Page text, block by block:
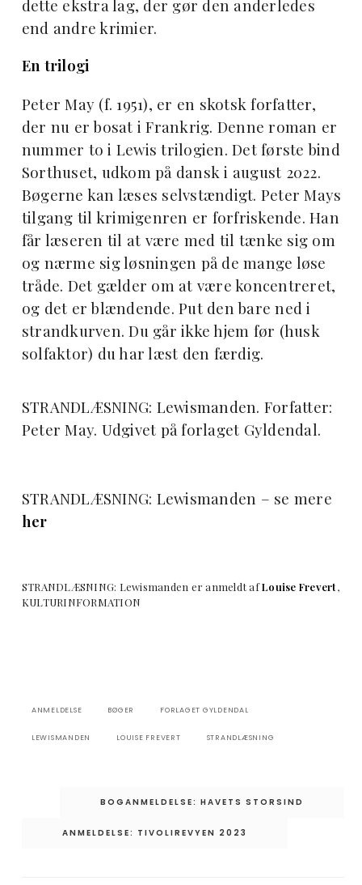
dette ekstra lag, der gør den anderledes
end andre krimier.
En trilogi
Peter May (f. 1951), er en skotsk forfatter,
der nu er bosat i Frankrig. Denne roman er
nummer to i Lewis trilogien. Det første bind
Sorthuset, udkom på dansk i august 2022.
Bøgerne kan læses selvstændigt. Peter Mays
tilgang til krimigenren er forfriskende. Han
får læseren til at være med til tænke sig om
og nærme sig løsningen på de mange løse
tråde. Det gælder om at være koncentreret,
og det er blændende. Put den bare ned i
strandkurven. Du går ikke hjem før (husk
solfaktor) du har læst den færdig.
STRANDLÆSNING: Lewismanden. Forfatter:
Peter May. Udgivet på forlaget Gyldendal.
STRANDLÆSNING: Lewismanden – se mere
her
STRANDLÆSNING: Lewismanden er anmeldt afLouise Frevert,
KULTURINFORMATION
ANMELDELSE BØGER FORLAGET GYLDENDAL
LEWISMANDEN LOUISE FREVERT STRANDLÆSNING
IndlægsnavigationBOGANMELDELSE: HAVETS STORSIND
ANMELDELSE: TIVOLIREVYEN 2023